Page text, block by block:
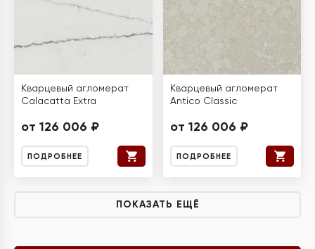
Кварцевый агломерат
Calacatta Extra
от 126 006 ₽
ПОДРОБНЕЕ
Кварцевый агломерат
Antico Classic
от 126 006 ₽
ПОДРОБНЕЕ
ПОКАЗАТЬ ЕЩЁ